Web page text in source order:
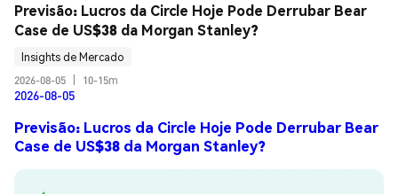
Previsão: Lucros da Circle Hoje Pode Derrubar Bear
Case de US$38 da Morgan Stanley?
Insights de Mercado
2026-08-05
10-15m
2026-08-05
Previsão: Lucros da Circle Hoje Pode Derrubar Bear
Case de US$38 da Morgan Stanley?